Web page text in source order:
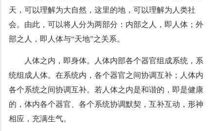
天，可以理解为大自然，这里的地，可以理解为人类社
会。由此，可以将人分为两部分：内部之人，即人体；外
部之人，即人体与“天地”之关系。
人体之内，即身体。人体内部各个器官组成系统，系
统组成人体。在系统内，各个器官之间协调互补；人体内
各个系统之间协调互补。若人体之内是和谐的，即是健康
的，体内各个器官、各个系统协调默契，互补互动，形神
相应，充满生气。